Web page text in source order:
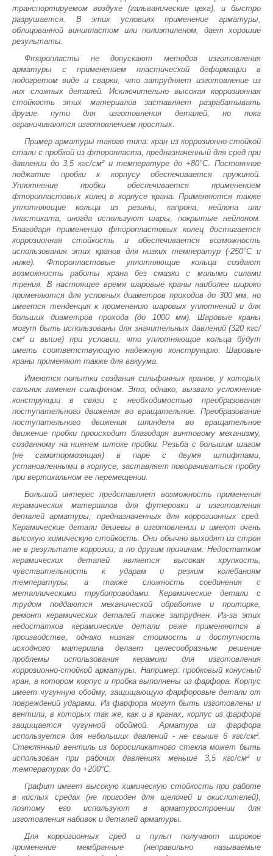
транспортируемом воздухе (гальванические цеха), и быстро
разрушается. В этих условиях применение арматуры,
облицованной винипластом или полиэтиленом, дает хорошие
результаты.
Фторопласты не допускают методов изготовления
арматуры с применением пластической деформации в
подогретом виде и сварки, что затрудняет изготовление из
них сложных деталей. Исключительно высокая коррозионная
стойкость этих материалов заставляет разрабатывать
другие пути для изготовления деталей, но пока
ограничиваются изготовлением простых.
Пример арматуры такого типа: кран из коррозионно-стойкой
стали с пробкой из фторопласта, предназначенный для сред при
давлении до 3,5 кгс/см² и температуре до +80°С. Постоянное
поджатие пробки к корпусу обеспечивается пружиной.
Уплотнение пробки обеспечивается применением
фторопластовых колец в корпусе крана. Применяются также
уплотняющие кольца из резины, капрона, нейлона или
пластиката, иногда используют шары, покрытые нейлоном.
Благодаря применению фторопластовых колец достигается
коррозионная стойкость и обеспечивается возможность
использования этих кранов для низких температур (-250°С и
ниже). Фторопластовые уплотняющие кольца создают
возможность работы крана без смазки с малыми силами
трения. В настоящее время шаровые краны наиболее широко
применяются для условных диаметров проходов до 300 мм, но
имеется тенденция к применению шаровых уплотнений и для
больших диаметров прохода (до 1000 мм). Шаровые краны
могут быть использованы для значительных давлений (320 кгс/
см² и выше) при условии, что уплотняющие кольца будут
иметь соответствующую надежную конструкцию. Шаровые
краны применяют также для вакуума.
Имеются попытки создания сильфонных кранов, у которых
сальник заменен сильфоном. Это, однако, вызвало усложнение
конструкции в связи с необходимостью преобразования
поступательного движения во вращательное. Преобразование
поступательного движения шпинделя во вращательное
движение пробки происходит благодаря винтовому механизму,
созданному на нижнем штоке пробки. Резьба с большим шагом
(не самотормозящая) в паре с двумя штифтами,
установленными в корпусе, заставляет поворачиваться пробку
при вертикальном ее перемещении.
Большой интерес представляет возможность применения
керамических материалов для футеровки и изготовления
деталей арматуры, предназначенных для коррозионных сред.
Керамические детали дешевы в изготовлении и имеют очень
высокую химическую стойкость. Они обычно выходят из строя
не в результате коррозии, а по другим причинам. Недостатком
керамических деталей является высокая хрупкость,
чувствительность к ударам и резким колебаниям
температуры, а также сложность соединения с
металлическими трубопроводами. Керамические детали с
трудом поддаются механической обработке и притирке,
ремонт керамических деталей также затруднен. Из-за этих
недостатков керамические детали реже применяются в
производстве, однако низкая стоимость и доступность
исходного материала делает целесообразным решение
проблемы использования керамики для изготовления
коррозионно-стойкой арматуры. Например: пробковый конусный
кран, в котором корпус и пробка выполнены из фарфора. Корпус
имеет чугунную обойму, защищающую фарфоровые детали от
повреждений ударами. Из фарфора могут быть изготовлены и
вентили, в которых так же, как и в кранах, корпус из фарфора
защищается чугунной обоймой. Арматура из фарфора
используется для небольших давлений - не свыше 6 кгс/см².
Стеклянный вентиль из боросиликатного стекла может быть
использован при рабочих давлениях меньше 3,5 кгс/см² и
температурах до +200°С.
Графит имеет высокую химическую стойкость при работе
в кислых средах (не пригоден для щелочей и окислителей),
поэтому его используют в арматуростроении для
изготовления набивок и деталей арматуры.
Для коррозионных сред и пульп получают широкое
применение мембранные (неправильно называемые